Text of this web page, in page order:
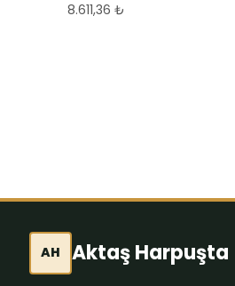
8.611,36 ₺
AH Aktaş Harpuşta